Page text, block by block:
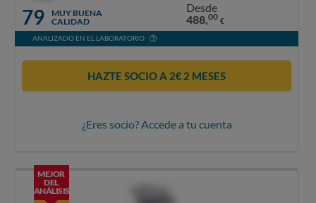
79
MUY BUENA
CALIDAD
Desde
488,00 €
ANALIZADO EN EL LABORATORIO
HAZTE SOCIO A 2€ 2 MESES
¿Eres socio? Accede a tu cuenta
MEJOR
DEL
ANÁLISIS